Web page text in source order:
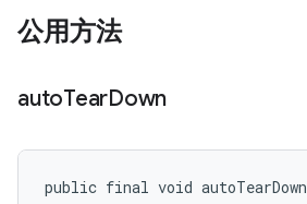
公用方法
autoTearDown
public final void